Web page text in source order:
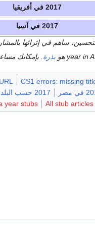
2017 في أفريقيا
2017 في آسيا
ساهم في إثرائها
بذرة . بإمكانك
CS1 errors: missing
مصر 2017 حسب البلد
All stub articles
year stubs